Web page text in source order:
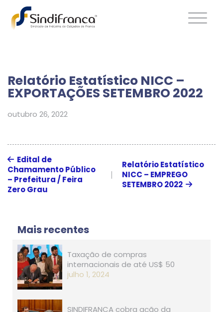
Relatório Estatístico NICC –
EXPORTAÇÕES SETEMBRO 2022
outubro 26, 2022
Edital de
Chamamento Público
– Prefeitura / Feira
Zero Grau
Relatório Estatístico
NICC – EMPREGO
SETEMBRO 2022
Mais recentes
Taxação de compras
internacionais de até US$ 50
julho 1, 2024
SINDIFRANCA cobra ação da